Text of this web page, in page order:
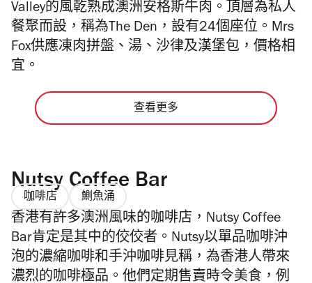
Valley的風乾熟成澳洲安格斯牛肉。頂層為私人
餐聚而設，稱為The Den，設有24個座位。Mrs
Fox供應凍肉拼盤、湯、沙律及漢堡包，價格相
宜。
查看更多
Nutsy Coffee Bar
咖啡店 鰂魚涌
香港有許多澳洲風味的咖啡店，Nutsy Coffee
Bar肯定是其中的佼佼者。Nutsy以單品咖啡沖
泡的濃縮咖啡和手沖咖啡見稱，為香港人帶來
濃烈的咖啡極品。他們定期售賣時令美食，例